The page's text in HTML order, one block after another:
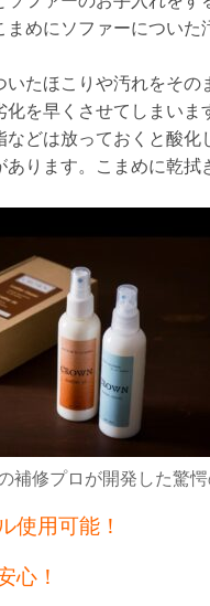
まめにソファーについた
いたほこりや汚れをその
化を早くさせてしまいま
などは放っておくと酸化
あります。こまめに乾拭
補修プロが開発した驚
使用可能！
心！